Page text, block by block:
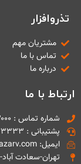
تذروافزار
مشتریان مهم
تماس با ما
درباره ما
ارتباط با ما
شماره تماس : ۲۳۰۳۳۰۰۰ ۲۱ ۹۸+
پشتیبانی : ۲۳۰۳۳۳۳۳ ۲۱ ۹۸+
ایمیل: info@tazarv.com
تهران-سعادت آباد-